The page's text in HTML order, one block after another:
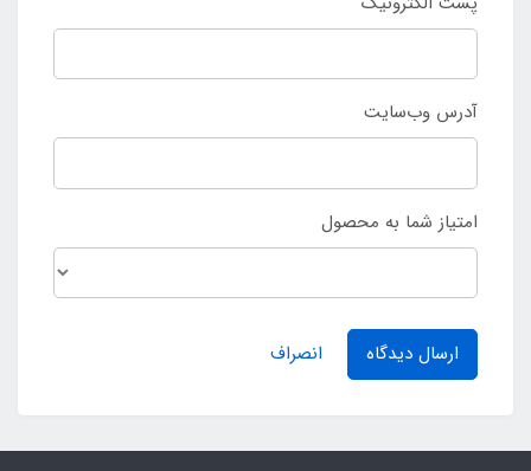
آدرس وب‌سایت
امتیاز شما به محصول
ارسال دیدگاه انصراف